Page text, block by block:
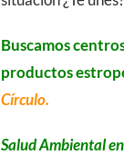
Buscamos
productos
Círculo.
Salud Ambiental